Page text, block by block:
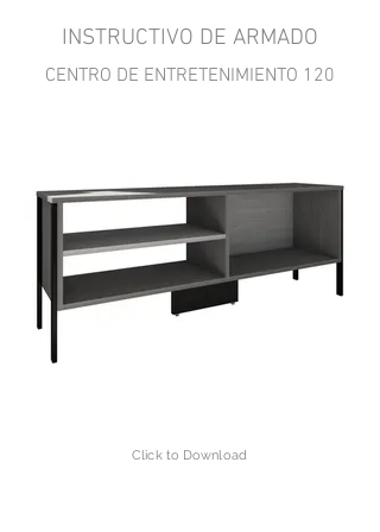
INSTRUCTIVO DE ARMADO
CENTRO DE ENTRETENIMIENTO 120
Click to Download